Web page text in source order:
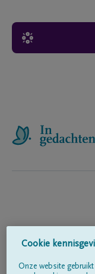
Cookie
Onze website